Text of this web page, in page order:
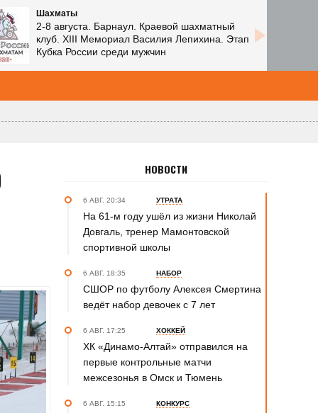
Шахматы
2-8 августа. Барнаул. Краевой шахматный
клуб. XIII Мемориал Василия Лепихина. Этап
Кубка России среди мужчин
НОВОСТИ
6 АВГ. 20:34 УТРАТА
На 61-м году ушёл из жизни Николай
Довгаль, тренер Мамонтовской
спортивной школы
6 АВГ. 18:35 НАБОР
СШОР по футболу Алексея Смертина
ведёт набор девочек с 7 лет
6 АВГ. 17:25 ХОККЕЙ
ХК «Динамо-Алтай» отправился на
первые контрольные матчи
межсезонья в Омск и Тюмень
6 АВГ. 15:15 КОНКУРС